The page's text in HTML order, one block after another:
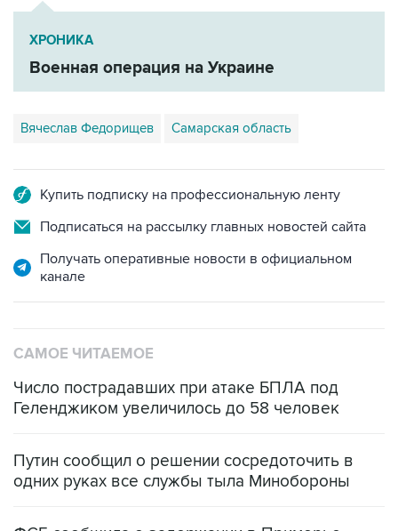
ХРОНИКА
Военная операция на Украине
Вячеслав Федорищев Самарская область
Купить подписку на профессиональную ленту
Подписаться на рассылку главных новостей сайта
Получать оперативные новости в официальном
канале
САМОЕ ЧИТАЕМОЕ
Число пострадавших при атаке БПЛА под
Геленджиком увеличилось до 58 человек
Путин сообщил о решении сосредоточить в
одних руках все службы тыла Минобороны